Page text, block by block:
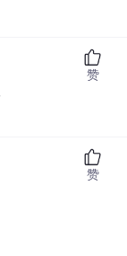
赞
赞